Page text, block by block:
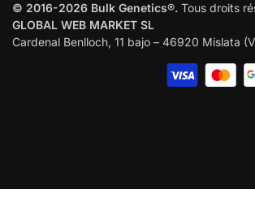
© 2016-2026 Bulk Genetics®. Tous droits
GLOBAL WEB MARKET SL
Cardenal Benlloch, 11 bajo – 46920 Mislata